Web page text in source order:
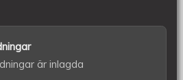
är inlagda